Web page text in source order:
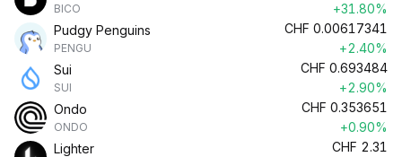
BICO
+31.80%
Pudgy Penguins
PENGU
CHF 0.00617341
+2.40%
Sui
SUI
CHF 0.693484
+2.90%
Ondo
ONDO
CHF 0.353651
+0.90%
Lighter
CHF 2.31